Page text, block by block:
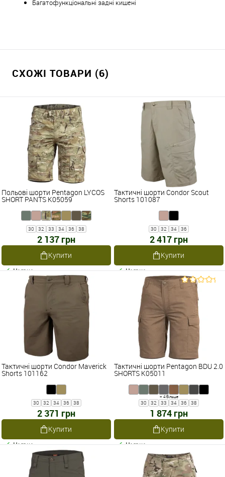
Багатофункціональні задні кишені
СХОЖІ ТОВАРИ (6)
Польові шорти Pentagon LYCOS
SHORT PANTS K05059
30 32 33 34 36 38
2 137 грн
Купити
Наявне
Тактичні шорти Condor Scout
Shorts 101087
30 32 34 36
2 417 грн
Купити
Наявне
Тактичні шорти Condor Maverick
Shorts 101162
30 32 34 36 38
2 371 грн
Купити
Наявне
Тактичні шорти Pentagon BDU 2.0
SHORTS K05011
+ 4 більше
30 32 33 34 36 38
1 874 грн
Купити
Наявне